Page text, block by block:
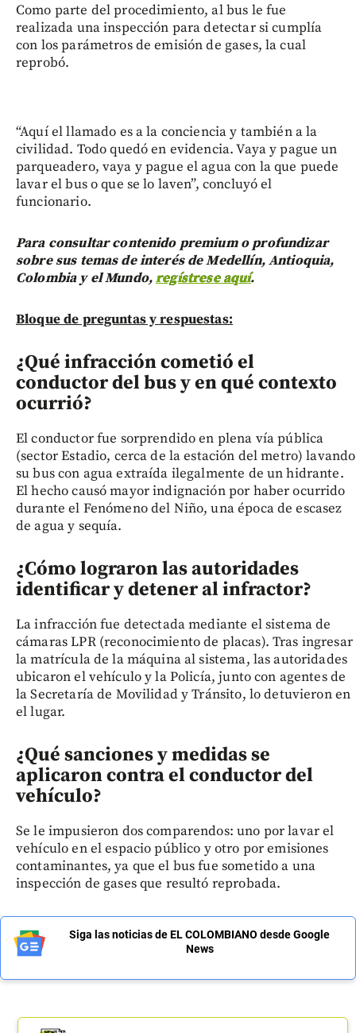
Como parte del procedimiento, al bus le fue
realizada una inspección para detectar si cumplía
con los parámetros de emisión de gases, la cual
reprobó.
“Aquí el llamado es a la conciencia y también a la
civilidad. Todo quedó en evidencia. Vaya y pague un
parqueadero, vaya y pague el agua con la que puede
lavar el bus o que se lo laven”, concluyó el
funcionario.
Para consultar contenido premium o profundizar
sobre sus temas de interés de Medellín, Antioquia,
Colombia y el Mundo,regístrese aquí.
Bloque de preguntas y respuestas:
¿Qué infracción cometió el
conductor del bus y en qué contexto
ocurrió?
El conductor fue sorprendido en plena vía pública
(sector Estadio, cerca de la estación del metro) lavando
su bus con agua extraída ilegalmente de un hidrante.
El hecho causó mayor indignación por haber ocurrido
durante el Fenómeno del Niño, una época de escasez
de agua y sequía.
¿Cómo lograron las autoridades
identificar y detener al infractor?
La infracción fue detectada mediante el sistema de
cámaras LPR (reconocimiento de placas). Tras ingresar
la matrícula de la máquina al sistema, las autoridades
ubicaron el vehículo y la Policía, junto con agentes de
la Secretaría de Movilidad y Tránsito, lo detuvieron en
el lugar.
¿Qué sanciones y medidas se
aplicaron contra el conductor del
vehículo?
Se le impusieron dos comparendos: uno por lavar el
vehículo en el espacio público y otro por emisiones
contaminantes, ya que el bus fue sometido a una
inspección de gases que resultó reprobada.
Siga las noticias de EL COLOMBIANO desde Google
News